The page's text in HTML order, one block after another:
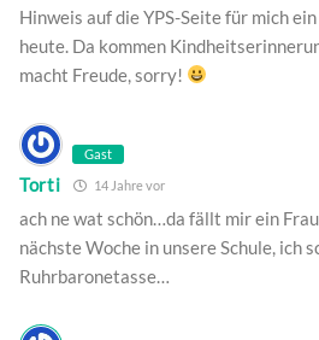
Hinweis auf die YPS-Seite für mich
heute. Da kommen
macht Freude, sorry!
Gast
Torti 14 Jahre vor
ach ne wat schön…da fällt mir ein
nächste Woche in unsere Schule, ich
Ruhrbaronetasse…